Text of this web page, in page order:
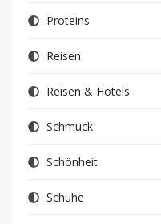
Proteins
Reisen
Reisen & Hotels
Schmuck
Schönheit
Schuhe